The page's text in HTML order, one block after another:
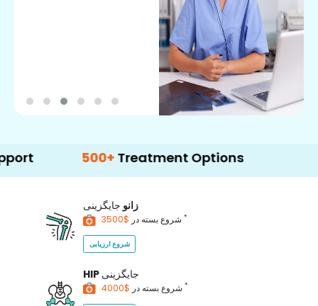
500+ Treatment Options
زانو جایگزینی
شروع بسته در *
شروع ارزیابی
HIP جایگزینی
شروع بسته در *